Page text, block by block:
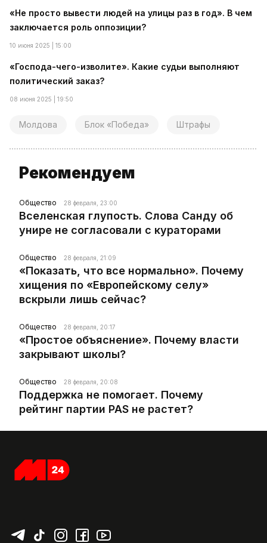
«Не просто вывести людей на улицы раз в год». В чем
заключается роль оппозиции?
10 июня 2025 | 15:00
«Господа-чего-изволите». Какие судьи выполняют
политический заказ?
08 июня 2025 | 19:50
Молдова Блок «Победа» Штрафы
Рекомендуем
Общество 28 февраля, 23:00
Вселенская глупость. Слова Санду об
унире не согласовали с кураторами
Общество 28 февраля, 21:09
«Показать, что все нормально». Почему
хищения по «Европейскому селу»
вскрыли лишь сейчас?
Общество 28 февраля, 20:17
«Простое объяснение». Почему власти
закрывают школы?
Общество 28 февраля, 20:08
Поддержка не помогает. Почему
рейтинг партии PAS не растет?